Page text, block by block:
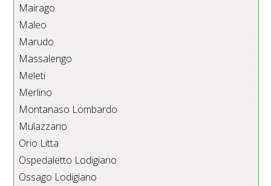
Mairago
Maleo
Marudo
Massalengo
Meleti
Merlino
Montanaso Lombardo
Mulazzano
Orio Litta
Ospedaletto Lodigiano
Ossago Lodigiano